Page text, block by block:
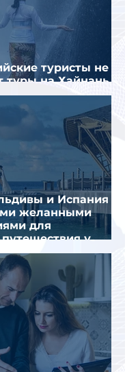
туристы не
туры на Хайнань
«Дельфин»
и Испания
желанными
для
у